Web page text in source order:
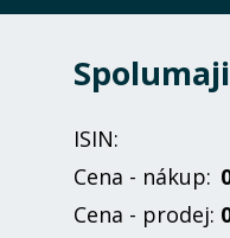
ISIN:
Cena - nákup:
Cena - prodej: